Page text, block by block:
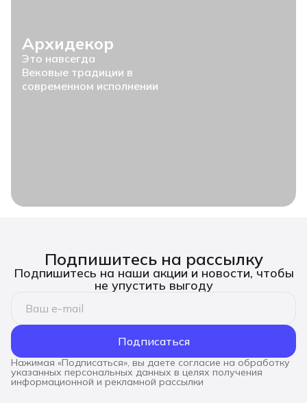
Архидекор
Это навсегда
Вековые традиции в
современном исполнении
Подпишитесь на рассылку
Подпишитесь на наши акции и новости, чтобы
не упустить выгоду
Подписаться
Нажимая «Подписаться», вы даете согласие на обработку
указанных персональных данных в целях получения
информационной и рекламной рассылки